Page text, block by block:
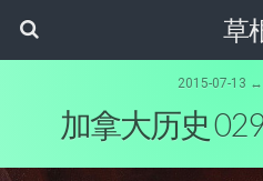
草
2015-07-13
加拿大历史